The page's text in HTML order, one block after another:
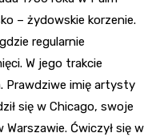
– żydowskie korzenie.
regularnie
W jego trakcie
Prawdziwe imię artysty
się w Chicago, swoje
Ćwiczył się w